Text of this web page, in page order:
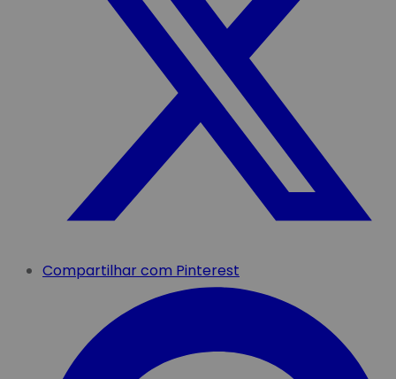
Compartilhar com Pinterest